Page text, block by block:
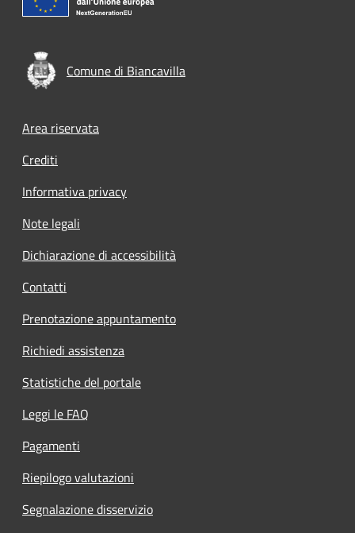
Comune di Biancavilla
Footer menu
Area riservata
Crediti
Informativa privacy
Note legali
Dichiarazione di accessibilità
Contatti
Prenotazione appuntamento
Richiedi assistenza
Statistiche del portale
Leggi le FAQ
Pagamenti
Riepilogo valutazioni
Segnalazione disservizio